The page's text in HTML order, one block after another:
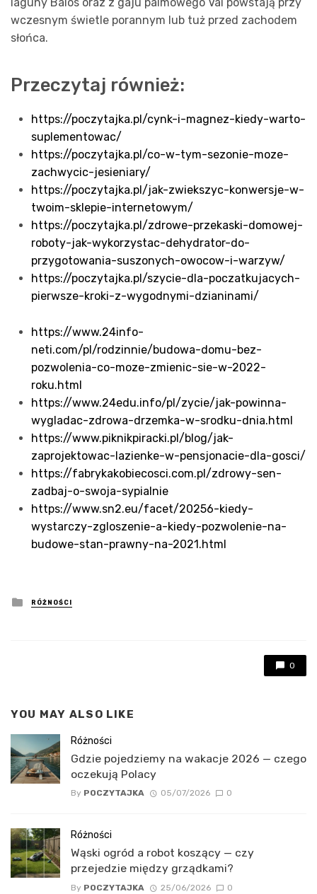
wczesnym świetle porannym lub tuż przed zachodem
słońca.
Przeczytaj również:
https://poczytajka.pl/cynk-i-magnez-kiedy-warto-
suplementowac/
https://poczytajka.pl/co-w-tym-sezonie-moze-
zachwycic-jesieniary/
https://poczytajka.pl/jak-zwiekszyc-konwersje-w-
twoim-sklepie-internetowym/
https://poczytajka.pl/zdrowe-przekaski-domowej-
roboty-jak-wykorzystac-dehydrator-do-
przygotowania-suszonych-owocow-i-warzyw/
https://poczytajka.pl/szycie-dla-poczatkujacych-
pierwsze-kroki-z-wygodnymi-dzianinami/
https://www.24info-
neti.com/pl/rodzinnie/budowa-domu-bez-
pozwolenia-co-moze-zmienic-sie-w-2022-
roku.html
https://www.24edu.info/pl/zycie/jak-powinna-
wygladac-zdrowa-drzemka-w-srodku-dnia.html
https://www.piknikpiracki.pl/blog/jak-
zaprojektowac-lazienke-w-pensjonacie-dla-gosci/
https://fabrykakobiecosci.com.pl/zdrowy-sen-
zadbaj-o-swoja-sypialnie
https://www.sn2.eu/facet/20256-kiedy-
wystarczy-zgloszenie-a-kiedy-pozwolenie-na-
budowe-stan-prawny-na-2021.html
Posted
in
RÓŻNOŚCI
0
YOU MAY ALSO LIKE
Różności
Gdzie pojedziemy na wakacje 2026 — czego
oczekują Polacy
By POCZYTAJKA 05/07/2026 0
Różności
Wąski ogród a robot koszący — czy
przejedzie między grządkami?
By POCZYTAJKA 25/06/2026 0